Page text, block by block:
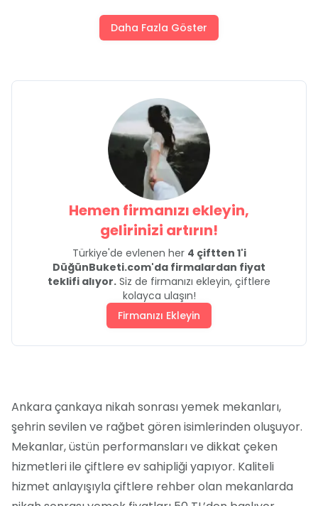
Daha Fazla Göster
Hemen firmanızı ekleyin,
gelirinizi artırın!
Türkiye'de evlenen her 4 çiftten 1'i
DüğünBuketi.com'da firmalardan fiyat
teklifi alıyor. Siz de firmanızı ekleyin, çiftlere
kolayca ulaşın!
Firmanızı Ekleyin
Ankara çankaya nikah sonrası yemek mekanları,
şehrin sevilen ve rağbet gören isimlerinden oluşuyor.
Mekanlar, üstün performansları ve dikkat çeken
hizmetleri ile çiftlere ev sahipliği yapıyor. Kaliteli
hizmet anlayışıyla çiftlere rehber olan mekanlarda